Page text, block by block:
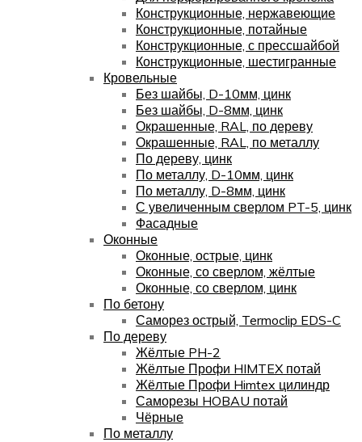
Конструкционные, нержавеющие
Конструкционные, потайные
Конструкционные, с прессшайбой
Конструкционные, шестигранные
Кровельные
Без шайбы, D-10мм, цинк
Без шайбы, D-8мм, цинк
Окрашенные, RAL, по дереву
Окрашенные, RAL, по металлу
По дереву, цинк
По металлу, D-10мм, цинк
По металлу, D-8мм, цинк
С увеличенным сверлом PT-5, цинк
Фасадные
Оконные
Оконные, острые, цинк
Оконные, со сверлом, жёлтые
Оконные, со сверлом, цинк
По бетону
Саморез острый, Termoclip EDS-C
По дереву
Жёлтые PH-2
Жёлтые Профи HIMTEX потай
Жёлтые Профи Himtex цилиндр
Саморезы HOBAU потай
Чёрные
По металлу